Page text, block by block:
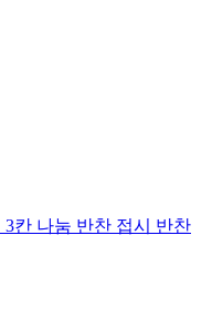
칸 나눔 반찬 접시 반찬